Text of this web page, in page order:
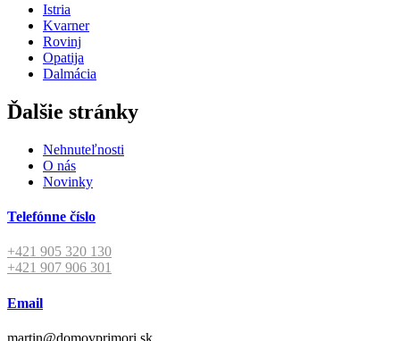
Istria
Kvarner
Rovinj
Opatija
Dalmácia
Ďalšie stránky
Nehnuteľnosti
O nás
Novinky
Telefónne číslo
+421 905 320 130
+421 907 906 301
Email
martin@domovprimori.sk